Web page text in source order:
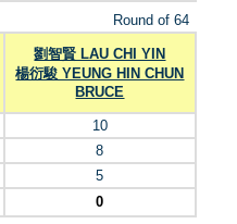
Round of 64
劉智賢 LAU CHI YIN
楊衍駿 YEUNG HIN CHUN
BRUCE
10
8
5
0